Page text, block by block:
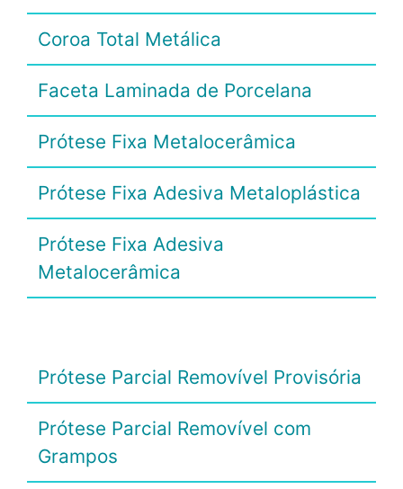
Coroa Total Metálica
Faceta Laminada de Porcelana
Prótese Fixa Metalocerâmica
Prótese Fixa Adesiva Metaloplástica
Prótese Fixa Adesiva
Metalocerâmica
Prótese Parcial Removível Provisória
Prótese Parcial Removível com
Grampos